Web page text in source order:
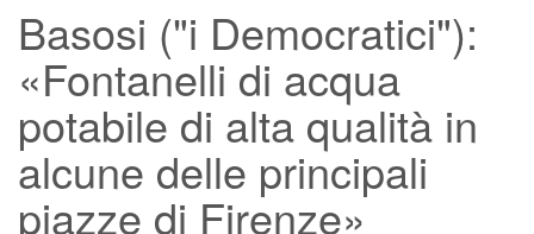
Basosi ("i Democratici"):
«Fontanelli di acqua
potabile di alta qualità in
alcune delle principali
piazze di Firenze»